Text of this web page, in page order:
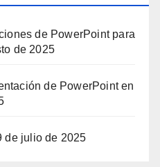
de PowerPoint para
de 2025
de PowerPoint en
de julio de 2025